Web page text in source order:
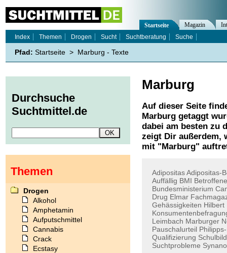
Marburg
Auf dieser Seite
Marburg getaggt
dabei am besten zu
zeigt Dir außerdem,
mit " Marburg"
AdipositasAdipositas-
Auffällig BMI
Bundesministerium
Drug Elmar
Gehässigkeiten Hilbert
Leimbach Marburger
Pauschalurteil
Qualifizierung
Suchtprobleme
Startseite Magazin
Index
Themen Drogen Sucht Suchtberatung Suche
Pfad: Startseite > Marburg - Texte
Durchsuche
Suchtmittel.de
Themen
Drogen
Alkohol
Amphetamin
Aufputschmittel
Cannabis
Crack
Ecstasy